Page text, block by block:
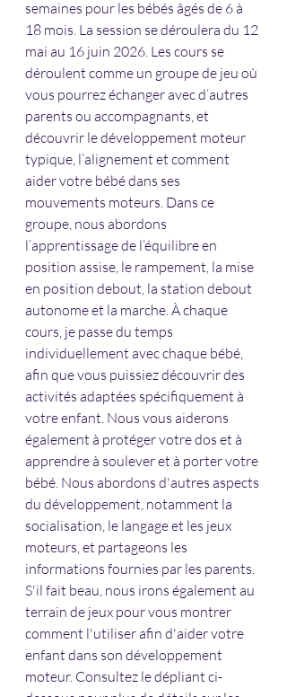
semaines pour les bébés âgés de 6 à
18 mois. La session se déroulera du 12
mai au 16 juin 2026. Les cours se
déroulent comme un groupe de jeu où
vous pourrez échanger avec d’autres
parents ou accompagnants, et
découvrir le développement moteur
typique, l’alignement et comment
aider votre bébé dans ses
mouvements moteurs. Dans ce
groupe, nous abordons
l’apprentissage de l’équilibre en
position assise, le rampement, la mise
en position debout, la station debout
autonome et la marche. À chaque
cours, je passe du temps
individuellement avec chaque bébé,
afin que vous puissiez découvrir des
activités adaptées spécifiquement à
votre enfant. Nous vous aiderons
également à protéger votre dos et à
apprendre à soulever et à porter votre
bébé. Nous abordons d'autres aspects
du développement, notamment la
socialisation, le langage et les jeux
moteurs, et partageons les
informations fournies par les parents.
S'il fait beau, nous irons également au
terrain de jeux pour vous montrer
comment l'utiliser afin d'aider votre
enfant dans son développement
moteur. Consultez le dépliant ci-